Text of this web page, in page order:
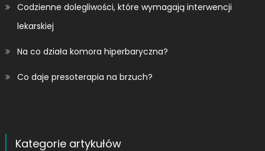
Codzienne dolegliwości, które wymagają interwencji
lekarskiej
Na co działa komora hiperbaryczna?
Co daje presoterapia na brzuch?
Kategorie artykułów